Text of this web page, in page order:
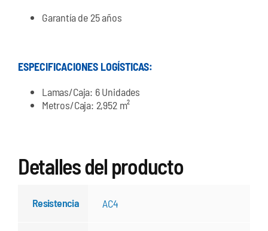
Garantía de 25 años
ESPECIFICACIONES LOGÍSTICAS:
Lamas/Caja: 6 Unidades
Metros/Caja: 2,952 m²
Detalles del producto
Resistencia AC4